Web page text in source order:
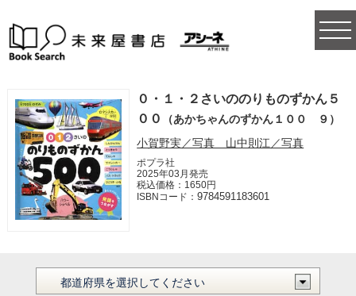
０・１・２さいののりものずかん５
００
（あかちゃんのずかん１００ ９）
小賀野実／写真 山中則江／写真
ポプラ社
2025年03月発売
税込価格：1650円
ISBNコード：9784591183601